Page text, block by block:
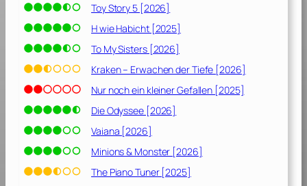
2
5
]
Toy Story 5 [2026]
H wie Habicht [2025]
To My Sisters [2026]
Kraken – Erwachen der Tiefe [2026]
Nur noch ein kleiner Gefallen [2025]
Die Odyssee [2026]
Vaiana [2026]
Minions & Monster [2026]
The Piano Tuner [2025]